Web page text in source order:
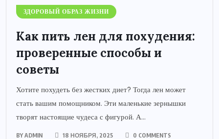
ЗДОРОВЫЙ ОБРАЗ ЖИЗНИ
Как пить лен для похудения:
проверенные способы и
советы
Хотите похудеть без жестких диет? Тогда лен может
стать вашим помощником. Эти маленькие зернышки
творят настоящие чудеса с фигурой. А...
BYADMIN 18 НОЯБРЯ, 2025 0 COMMENTS